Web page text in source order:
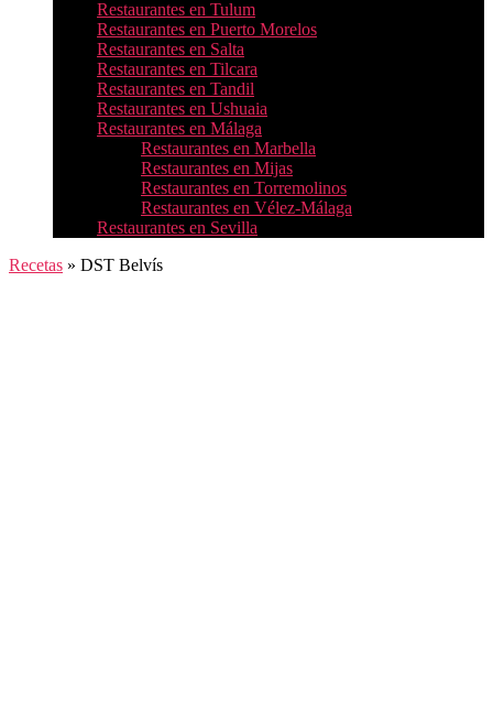
Restaurantes en Tulum
Restaurantes en Puerto Morelos
Restaurantes en Salta
Restaurantes en Tilcara
Restaurantes en Tandil
Restaurantes en Ushuaia
Restaurantes en Málaga
Restaurantes en Marbella
Restaurantes en Mijas
Restaurantes en Torremolinos
Restaurantes en Vélez-Málaga
Restaurantes en Sevilla
Recetas » DST Belvís